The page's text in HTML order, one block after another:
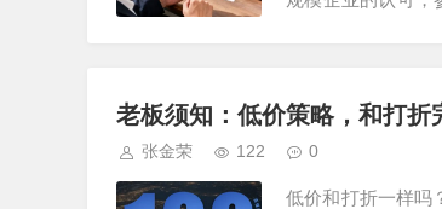
老板须知：低价策略，和打折
张金荣 122 0
低价和打折一样吗